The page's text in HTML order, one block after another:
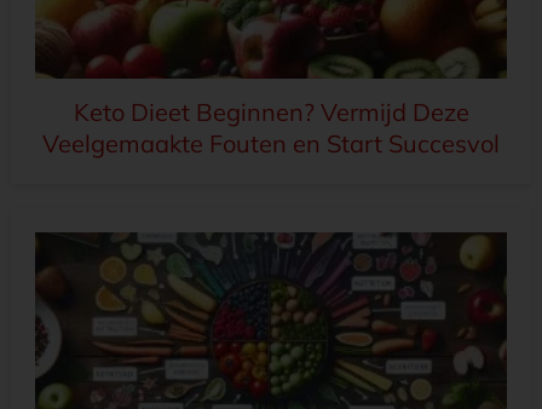
Keto Dieet Beginnen? Vermijd Deze
Veelgemaakte Fouten en Start Succesvol